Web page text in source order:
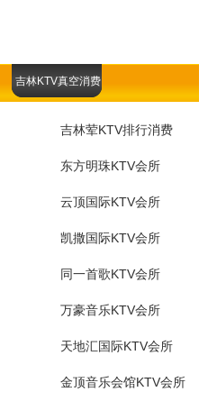
吉林KTV真空消费
吉林荤KTV排行消费
东方明珠KTV会所
云顶国际KTV会所
凯撒国际KTV会所
同一首歌KTV会所
万豪音乐KTV会所
天地汇国际KTV会所
金顶音乐会馆KTV会所